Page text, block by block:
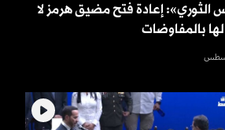
الثوري»: إعادة فتح مضيق هرمز لا
بالمفاوضات